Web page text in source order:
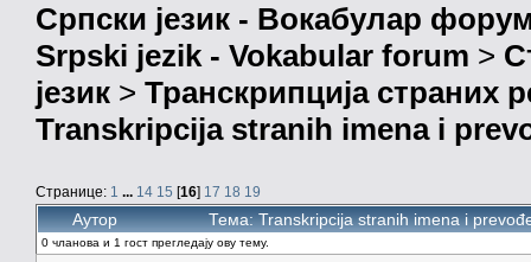
Српски језик - Вокабулар
Srpski jezik - Vokabular forum >
језик > Транскрипција страних
Transkripcija stranih imena i
Странице: 1 ... 14 15 [16] 17 18 19
Аутор Тема: Transkripcija stranih imena i
0 чланова и 1 гост прегледају ову тему.